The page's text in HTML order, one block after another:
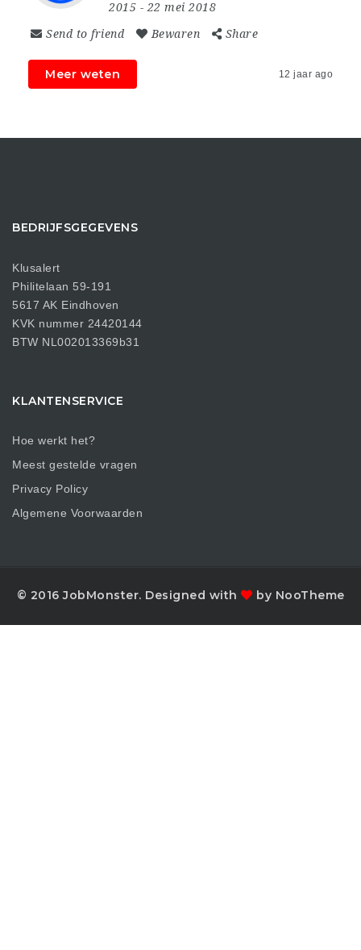
2015 - 22 mei 2018
Send to friend Bewaren Share
Meer weten 12 jaar ago
BEDRIJFSGEGEVENS
Klusalert
Philitelaan 59-191
5617 AK Eindhoven
KVK nummer 24420144
BTW NL002013369b31
KLANTENSERVICE
Hoe werkt het?
Meest gestelde vragen
Privacy Policy
Algemene Voorwaarden
© 2016 JobMonster. Designed with by NooTheme